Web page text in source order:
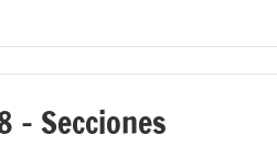
– Secciones